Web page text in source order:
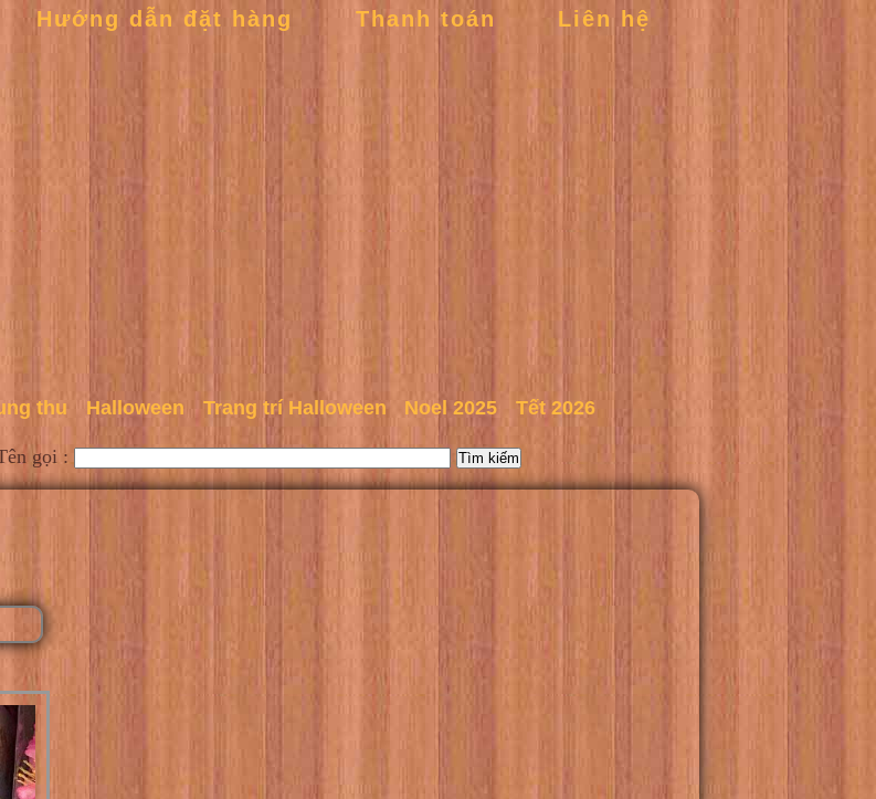
Hướng dẫn đặt hàng Thanh toán Liên hệ
thu Halloween Trang trí Halloween Noel 2025 Tết 2026
gọi :